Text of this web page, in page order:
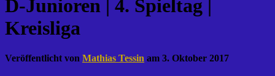
D-Junioren | 4. Spieltag |
Kreisliga
Veröffentlicht von Mathias Tessin am 3. Oktober 2017